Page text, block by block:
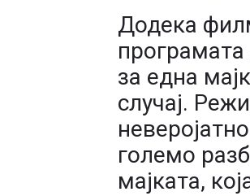
Додека
за една
случај.
големо
мајката,